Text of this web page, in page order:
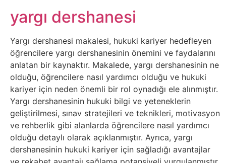
Scriptler
Seo
Sigorta
Sinema
Spor
Tarih
yargı dershanesi
Yargı dershanesi makalesi, hukuki kariyer hedefleyen
öğrencilere yargı dershanesinin önemini ve faydalarını
anlatan bir kaynaktır. Makalede, yargı dershanesinin ne
olduğu, öğrencilere nasıl yardımcı olduğu ve hukuki
kariyer için neden önemli bir rol oynadığı ele alınmıştır.
Yargı dershanesinin hukuki bilgi ve yeteneklerin
geliştirilmesi, sınav stratejileri ve teknikleri, motivasyon
ve rehberlik gibi alanlarda öğrencilere nasıl yardımcı
olduğu detaylı olarak açıklanmıştır. Ayrıca, yargı
dershanesinin hukuki kariyer için sağladığı avantajlar